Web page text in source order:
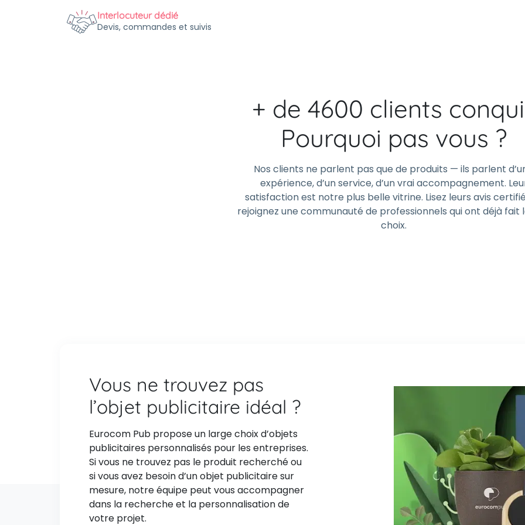
Interlocuteur dédié
Devis, commandes et suivis
+ de 4600 clients
Pourquoi pas vous ?
Nos clients ne parlent pas que de produits — ils parlent
expérience, d’un service, d’un vrai accompagnement.
satisfaction est notre plus belle vitrine. Lisez leurs avis
rejoignez une communauté de professionnels qui ont déjà fait
choix.
Vous ne trouvez pas
l’objet publicitaire idéal ?
Eurocom Pub propose un large choix d’objets
publicitaires personnalisés pour les entreprises.
Si vous ne trouvez pas le produit recherché ou
si vous avez besoin d’un objet publicitaire sur
mesure, notre équipe peut vous accompagner
dans la recherche et la personnalisation de
votre projet.